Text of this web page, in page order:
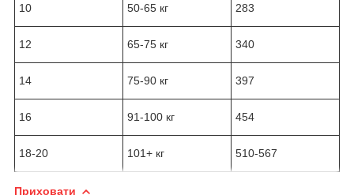
10 50-65 кг 283
12 65-75 кг 340
14 75-90 кг 397
16 91-100 кг 454
18-20 101+ кг 510-567
Приховати